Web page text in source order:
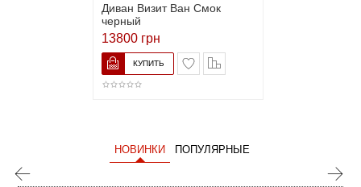
Диван Визит Ван Смок
черный
13800 грн
НОВИНКИ ПОПУЛЯРНЫЕ